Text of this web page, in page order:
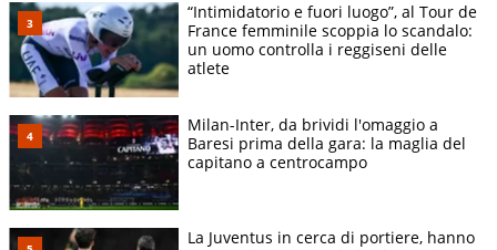
“Intimidatorio e fuori luogo”, al Tour de
France femminile scoppia lo scandalo:
un uomo controlla i reggiseni delle
atlete
Milan-Inter, da brividi l'omaggio a
Baresi prima della gara: la maglia del
capitano a centrocampo
La Juventus in cerca di portiere, hanno